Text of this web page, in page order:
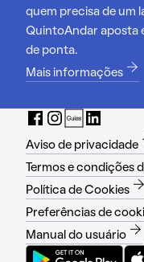
quem precisa de um
QuintoAndar aposta
de ponta.
Mais informações
Aviso de privacidade
Termos e condições
Política de Cookies
Preferências de
Manual do usuário